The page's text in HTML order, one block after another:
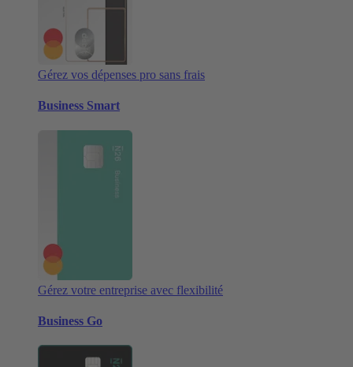
Gérez vos dépenses pro sans frais
Business Smart
Gérez votre entreprise avec flexibilité
Business Go